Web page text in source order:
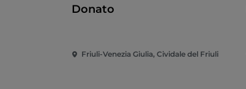
Donato
Friuli-Venezia Giulia, Cividale del Friuli